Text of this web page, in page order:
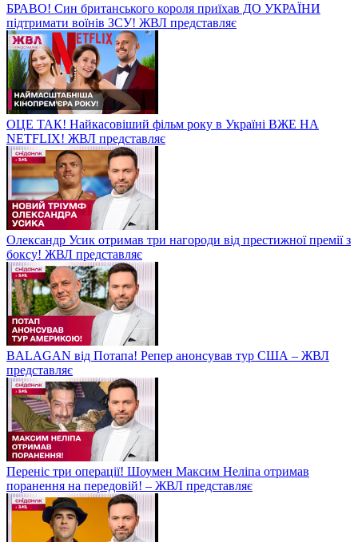
БРАВО! Син британського короля приїхав ДО УКРАЇНИ
підтримати воїнів ЗСУ! ЖВЛ представляє
ОЦЕ ТАК! Найкасовіший фільм року в Україні ВЖЕ НА
NETFLIX! ЖВЛ представляє
Олександр Усик отримав три нагороди від престижної премії з
боксу! ЖВЛ представляє
BALAGAN від Потапа! Репер анонсував тур США – ЖВЛ
представляє
Переніс три операції! Шоумен Максим Неліпа отримав
поранення на передовій! – ЖВЛ представляє